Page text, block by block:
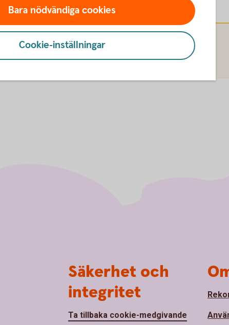
cookies för Funktioner, prestanda och statistik.
Bara nödvändiga cookies
Cookie-inställningar
Säkerhet och
integritet
Ta tillbaka cookie-medgivande